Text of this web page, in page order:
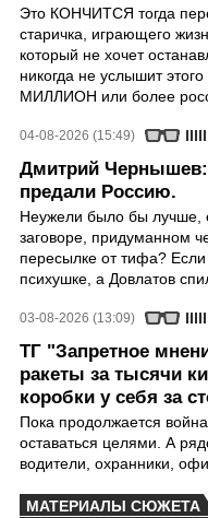
Это КОНЧИТСЯ тогда
старичка, играющего
который не хочет
никогда не услышит
МИЛЛИОН или более
04-08-2026 (15:49)
Дмитрий Чернышев:
предали Россию.
Неужели было бы лучше,
заговоре, придуманном
пересылке от тифа?
психушке, а Довлатов
03-08-2026 (13:09)
ТГ "Запретное
ракеты за тысячи
коробки у себя за
Пока продолжается
оставаться целями. А
водители, охранники,
МАТЕРИАЛЫ СЮЖЕТА